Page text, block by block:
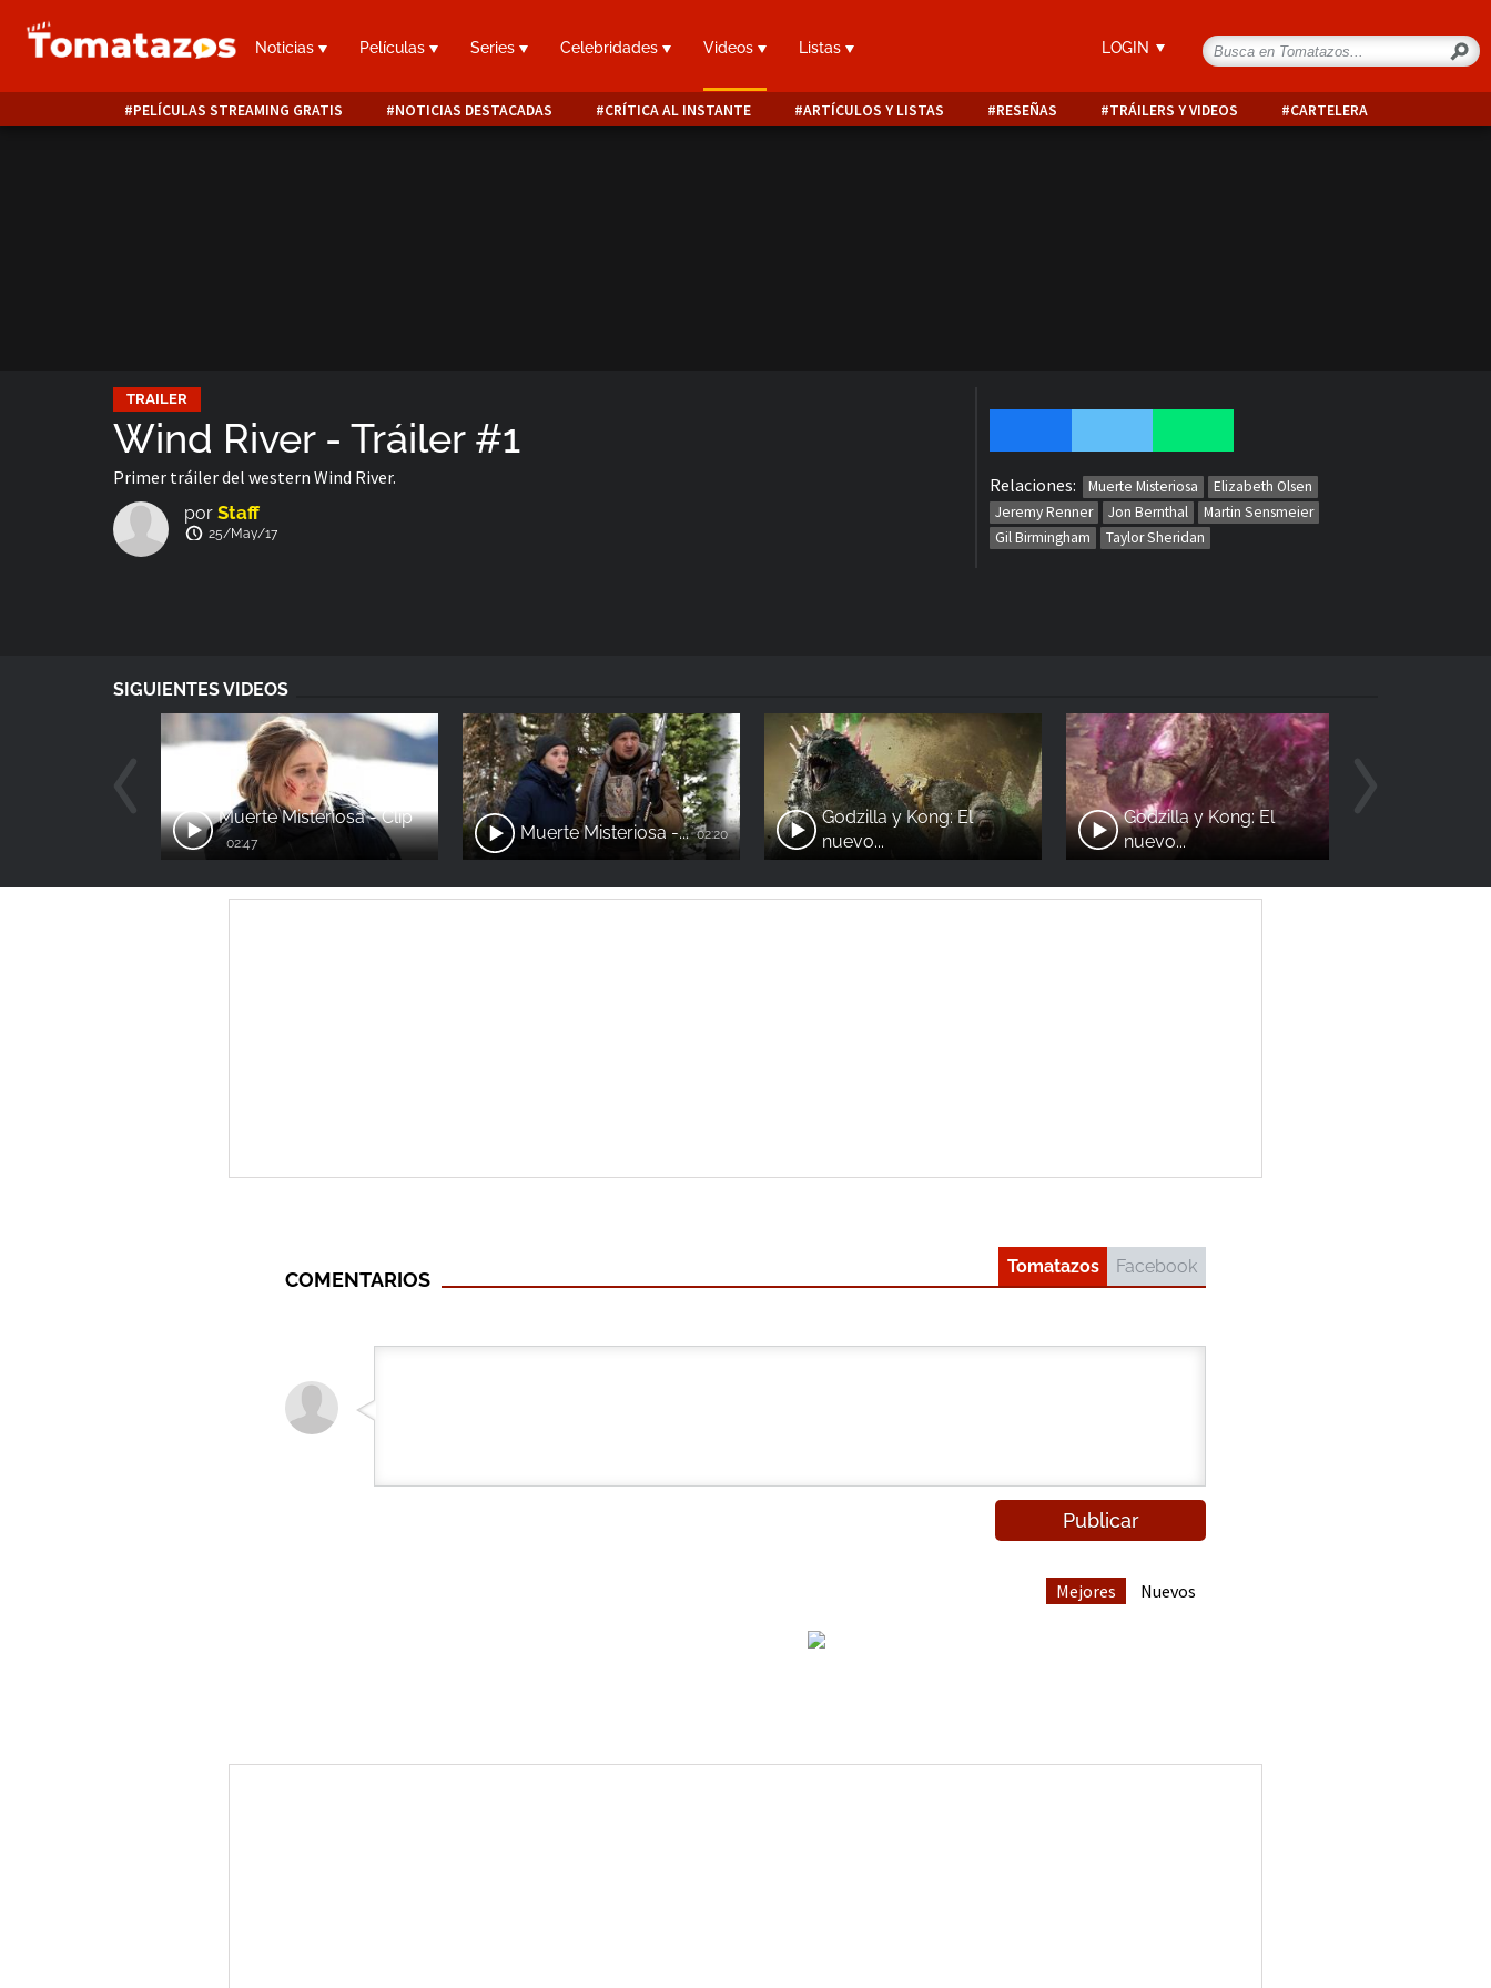
Noticias Películas Series Celebridades Videos Listas LOGIN
PELÍCULAS STREAMING GRATIS NOTICIAS DESTACADAS CRÍTICA AL INSTANTE ARTÍCULOS Y LISTAS RESEÑAS TRÁILERS Y VIDEOS CARTELERA
TRAILER
Wind River - Tráiler #1
Primer tráiler del western Wind River.
por Staff
25/May/17
Relaciones: Muerte Misteriosa
Elizabeth Olsen
Jeremy Renner
Jon Bernthal
Martin Sensmeier
Gil Birmingham
Taylor Sheridan
SIGUIENTES VIDEOS
Muerte Misteriosa - Clip
02:47 Muerte Misteriosa -... 02:20
Godzilla y Kong: El
nuevo...
Godzilla y Kong: El
nuevo...
COMENTARIOS
Tomatazos Facebook
Mejores Nuevos